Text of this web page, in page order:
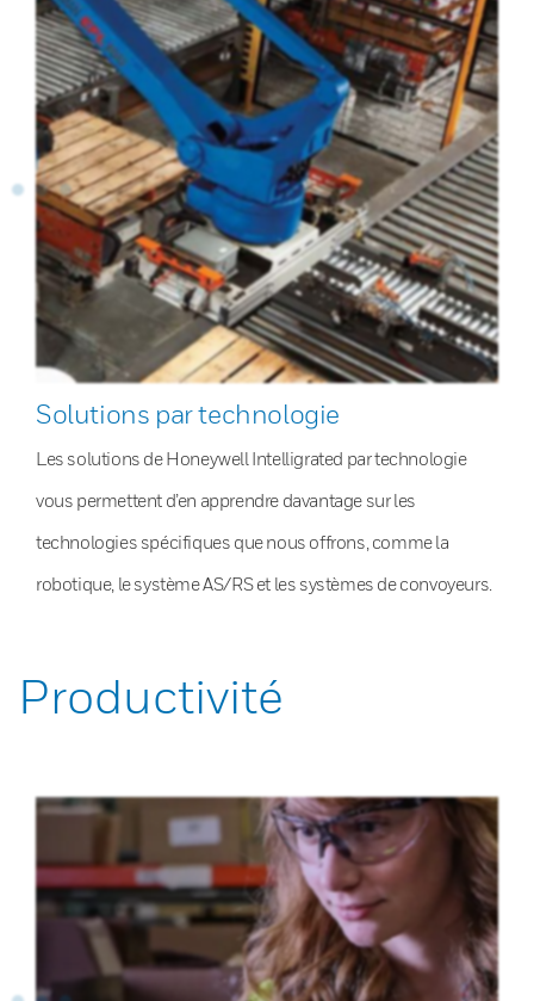
Solutions par technologie
Les solutions de Honeywell Intelligrated par technologie
vous permettent d’en apprendre davantage sur les
technologies spécifiques que nous offrons, comme la
robotique, le système AS/RS et les systèmes de convoyeurs.
Productivité